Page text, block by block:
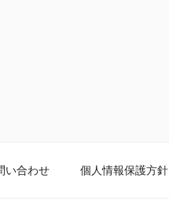
い合わせ 個人情報保護方針